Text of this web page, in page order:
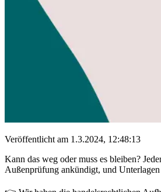
Veröffentlicht am 1.3.2024, 12:48:13
Kann das weg oder muss es bleiben?
Außenprüfung ankündigt, und